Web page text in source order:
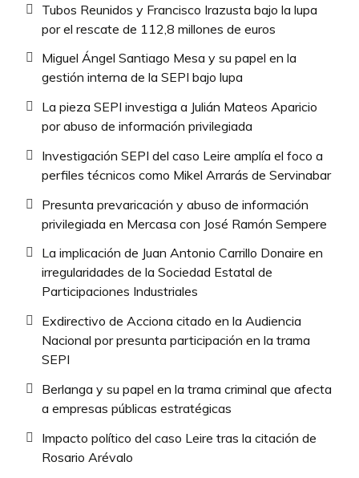
Tubos Reunidos y Francisco Irazusta bajo la lupa
por el rescate de 112,8 millones de euros
Miguel Ángel Santiago Mesa y su papel en la
gestión interna de la SEPI bajo lupa
La pieza SEPI investiga a Julián Mateos Aparicio
por abuso de información privilegiada
Investigación SEPI del caso Leire amplía el foco a
perfiles técnicos como Mikel Arrarás de Servinabar
Presunta prevaricación y abuso de información
privilegiada en Mercasa con José Ramón Sempere
La implicación de Juan Antonio Carrillo Donaire en
irregularidades de la Sociedad Estatal de
Participaciones Industriales
Exdirectivo de Acciona citado en la Audiencia
Nacional por presunta participación en la trama
SEPI
Berlanga y su papel en la trama criminal que afecta
a empresas públicas estratégicas
Impacto político del caso Leire tras la citación de
Rosario Arévalo